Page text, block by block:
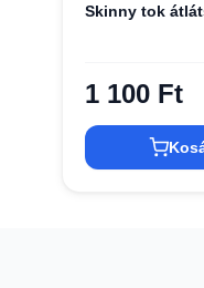
Skinny tok
1 100 Ft